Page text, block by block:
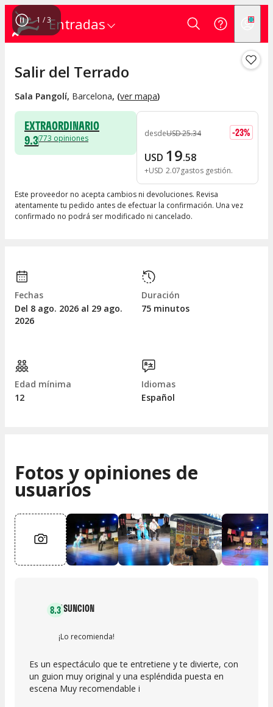
Entradas
1 /3
Salir del Terrado
Sala Pangolí, Barcelona, (ver mapa)
EXTRAORDINARIO
9.3773 opiniones desdeUSD25.34 -23%
USD 19.58
+USD 2.07gastos gestión
Este proveedor no acepta cambios ni devoluciones. Revisa
atentamente tu pedido antes de efectuar la confirmación. Una vez
confirmado no podrá ser modificado ni cancelado.
Fechas
Del 8 ago. 2026 al 29 ago.
2026
Duración
75 minutos
Edad mínima
12
Idiomas
Español
Fotos y opiniones de
usuarios
8.3ASUNCION
¡Lo recomienda!
Es un espectáculo que te entretiene y te divierte, con
un guion muy original y una espléndida puesta en
escena Muy recomendable i